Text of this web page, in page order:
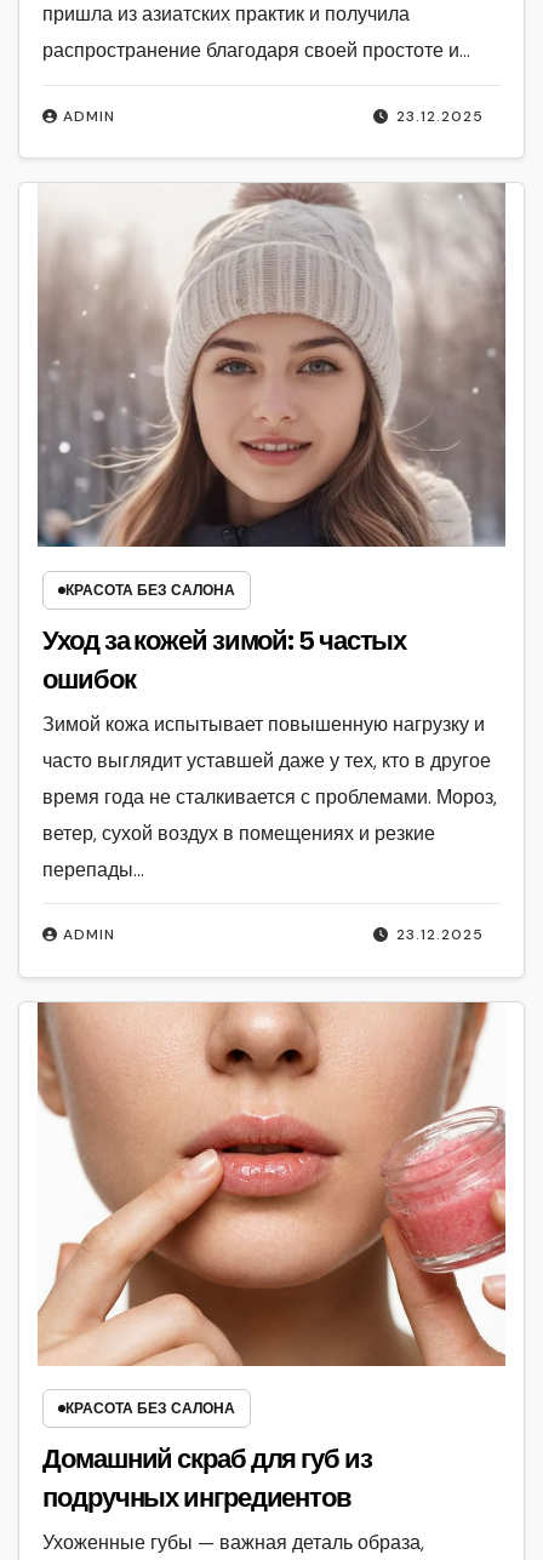
23.12.2025
ADMIN
пришла из азиатских практик и получила
распространение благодаря своей простоте и…
КРАСОТА БЕЗ САЛОНА
Уход за кожей зимой: 5 частых
ошибок
23.12.2025
ADMIN
Зимой кожа испытывает повышенную нагрузку и
часто выглядит уставшей даже у тех, кто в другое
время года не сталкивается с проблемами. Мороз,
ветер, сухой воздух в помещениях и резкие
перепады…
КРАСОТА БЕЗ САЛОНА
Домашний скраб для губ из
подручных ингредиентов
Ухоженные губы — важная деталь образа,